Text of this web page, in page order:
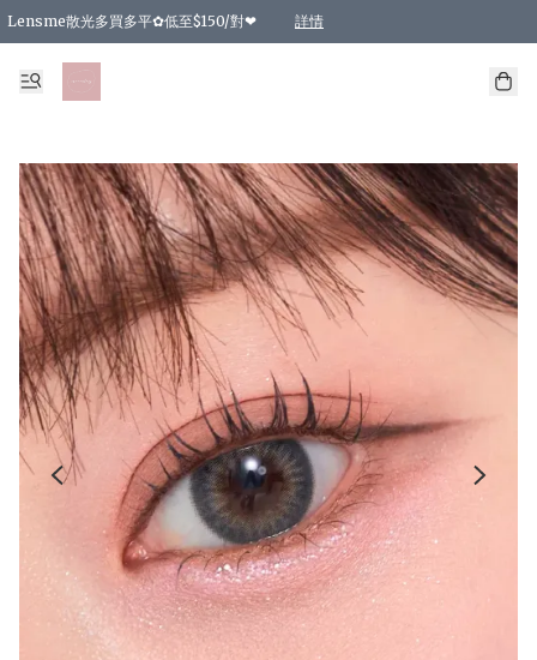
Lensme散光多買多平✿低至$150/對❤ 詳情
台灣Karacon⁩✧日拋 特價清貨❁⃘
日本韓國多款日/月拋現貨☼ 特價❤︎數量有限 售完即止
🇰🇷韓國多款月拋現貨 特價兩對$99✿數量有限 售完即止♫
精選商品，任選買2件或以上9 折；買4件或以上85 折；買6件或以上8 折
精選商品，任選買2件HKD 140.00；買4件HKD 260.00
精選商品，任選買2件HKD 190.00；買4件HKD 360.00
精選商品，任選買2件HKD 110.00；買4件HKD 180.00
精選商品，任選買2件HKD 170.00；買4件HKD 320.00
精選商品，任選買2件或以上減HKD 148.00
精選商品，任選買2件或以上減HKD 148.00
精選商品，任選買2件或以上95 折；買4件或以上9 折；買6件或以上85 折；買8件
精選商品，任選買12件或以上87 折
精選商品，任選買2件或以上減HKD 16.00；買4件或以上減HKD 32.00；買6
精選商品，任選買2件或以上95 折；買4件或以上9 折；買8件或以上85 折；買12
購物滿 HKD 800.00即享免運費優惠！（適用於 特定的送貨方式 )